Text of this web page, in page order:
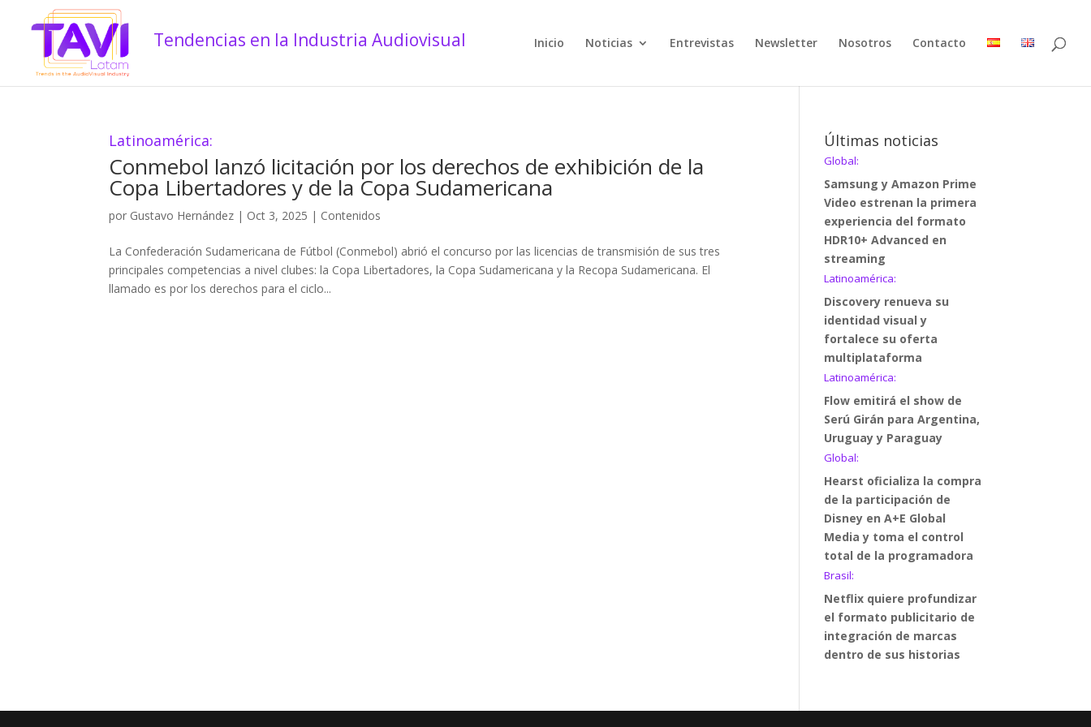
Inicio Noticias Entrevistas Newsletter Nosotros Contacto
Latinoamérica:
Conmebol lanzó licitación por los derechos de exhibición de la
Copa Libertadores y de la Copa Sudamericana
por Gustavo Hernández | Oct 3, 2025 | Contenidos
La Confederación Sudamericana de Fútbol (Conmebol) abrió el concurso por las licencias de transmisión de sus tres
principales competencias a nivel clubes: la Copa Libertadores, la Copa Sudamericana y la Recopa Sudamericana. El
llamado es por los derechos para el ciclo...
Últimas noticias
Global:
Samsung y Amazon Prime
Video estrenan la primera
experiencia del formato
HDR10+ Advanced en
streaming
Latinoamérica:
Discovery renueva su
identidad visual y
fortalece su oferta
multiplataforma
Latinoamérica:
Flow emitirá el show de
Serú Girán para Argentina,
Uruguay y Paraguay
Global:
Hearst oficializa la compra
de la participación de
Disney en A+E Global
Media y toma el control
total de la programadora
Brasil:
Netflix quiere profundizar
el formato publicitario de
integración de marcas
dentro de sus historias